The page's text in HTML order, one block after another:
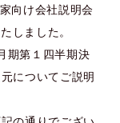
向け会社説明会
しました。
期第１四半期決
についてご説明